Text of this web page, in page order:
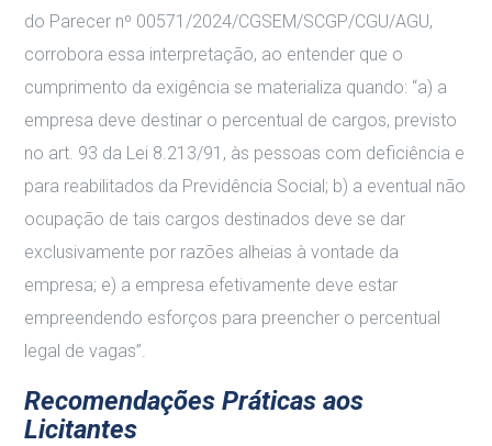
do Parecer nº 00571/2024/CGSEM/SCGP/CGU/AGU,
corrobora essa interpretação, ao entender que o
cumprimento da exigência se materializa quando: “a) a
empresa deve destinar o percentual de cargos, previsto
no art. 93 da Lei 8.213/91, às pessoas com deficiência e
para reabilitados da Previdência Social; b) a eventual não
ocupação de tais cargos destinados deve se dar
exclusivamente por razões alheias à vontade da
empresa; e) a empresa efetivamente deve estar
empreendendo esforços para preencher o percentual
legal de vagas”.
Recomendações Práticas aos
Licitantes